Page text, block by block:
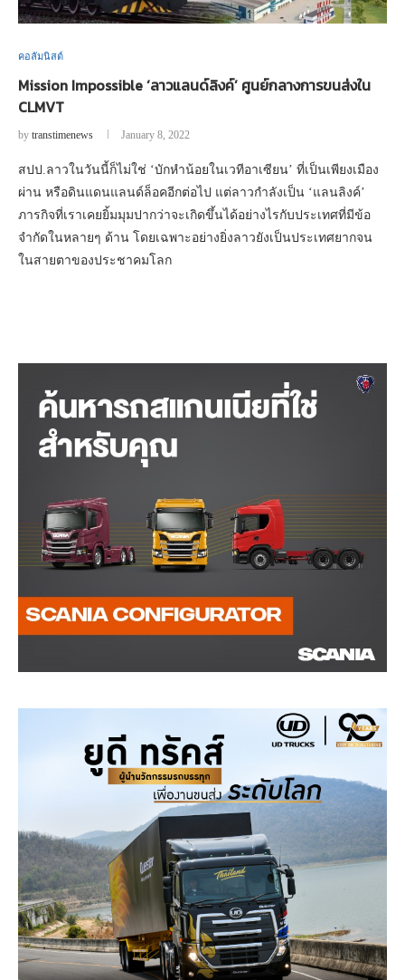
คอลัมนิสต์
Mission Impossible ‘ลาวแลนด์ลิงค์’ ศูนย์กลางการขนส่งใน
CLMVT
by transtimenews January 8, 2022
สปป.ลาวในวันนี้ก็ไม่ใช่ ‘บักหำน้อยในเวทีอาเซียน’ ที่เป็นเพียงเมือง
ผ่าน หรือดินแดนแลนด์ล็อคอีกต่อไป แต่ลาวกำลังเป็น ‘แลนลิงค์’
ภารกิจที่เราเคยยิ้มมุมปากว่าจะเกิดขึ้นได้อย่างไรกับประเทศที่มีข้อ
จำกัดในหลายๆ ด้าน โดยเฉพาะอย่างยิ่งลาวยังเป็นประเทศยากจน
ในสายตาของประชาคมโลก